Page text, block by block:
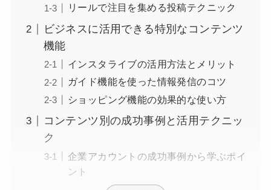
リールで注目を集める投稿テクニック
ビジネスに活用できる特別なコンテンツ
機能
インスタライブの活用方法とメリット
ガイド機能を使った情報発信のコツ
ショッピング機能の効果的な使い方
コンテンツ別の成功事例と活用テクニッ
ク
企業アカウントの成功事例から学ぶポイ
ント